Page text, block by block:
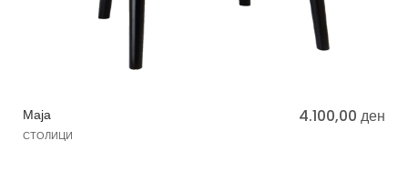
Маја
СТОЛИЦИ
4.100,00 ден